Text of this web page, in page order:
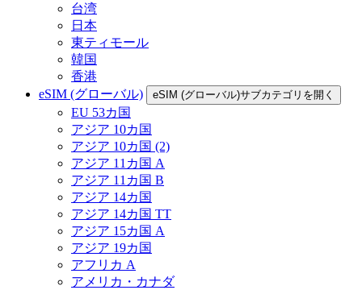
台湾
日本
東ティモール
韓国
香港
eSIM (グローバル)
eSIM (グローバル)サブカテゴリを開く
EU 53カ国
アジア 10カ国
アジア 10カ国 (2)
アジア 11カ国 A
アジア 11カ国 B
アジア 14カ国
アジア 14カ国 TT
アジア 15カ国 A
アジア 19カ国
アフリカ A
アメリカ・カナダ